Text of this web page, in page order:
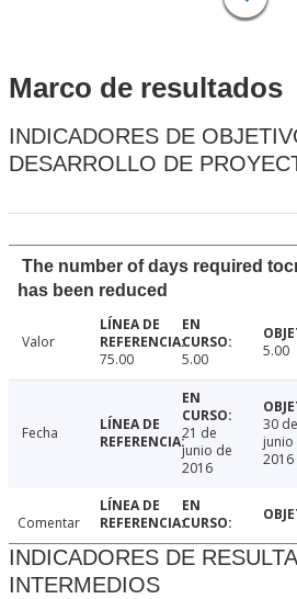
Marco de resultados
INDICADORES DE
DESARROLLO DE
The number of days required
has been reduced
Valor
75.00
5.00 5.00
Fecha
21 de
junio de
2016
30 de
junio
2016
Comentar
INDICADORES DE
INTERMEDIOS